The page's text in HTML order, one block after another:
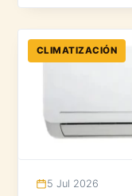
CLIMATIZACIÓN
5 Jul 2026